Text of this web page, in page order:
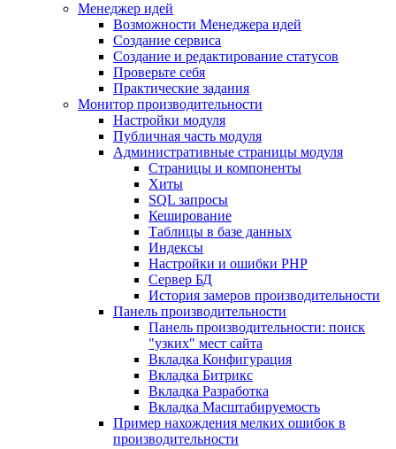
Менеджер идей
Возможности Менеджера идей
Создание сервиса
Создание и редактирование статусов
Проверьте себя
Практические задания
Монитор производительности
Настройки модуля
Публичная часть модуля
Административные страницы модуля
Страницы и компоненты
Хиты
SQL запросы
Кеширование
Таблицы в базе данных
Индексы
Настройки и ошибки PHP
Сервер БД
История замеров производительности
Панель производительности
Панель производительности: поиск
"узких" мест сайта
Вкладка Конфигурация
Вкладка Битрикс
Вкладка Разработка
Вкладка Масштабируемость
Пример нахождения мелких ошибок в
производительности